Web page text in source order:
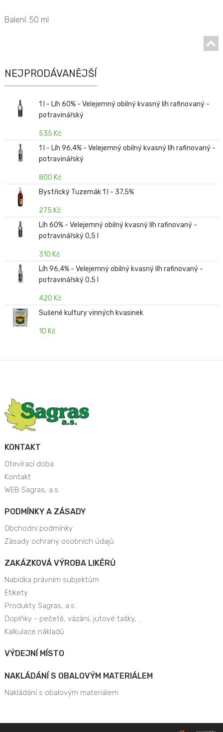
Balení: 50 ml
NEJPRODÁVANĚJŠÍ
1 l - Líh 60% - Velejemný obilný kvasný líh rafinovaný -
potravinářský
535 Kč
1 l - Líh 96,4% - Velejemný obilný kvasný líh rafinovaný -
potravinářský
800 Kč
Bystřický Tuzemák 1 l - 37,5%
275 Kč
Líh 60% - Velejemný obilný kvasný líh rafinovaný -
potravinářský 0,5 l
310 Kč
Líh 96,4% - Velejemný obilný kvasný líh rafinovaný -
potravinářský 0,5 l
420 Kč
Sušené kultury vinných kvasinek
10 Kč
KONTAKT
Otevírací doba
Kontakt
WEB Sagras, a.s.
PODMÍNKY A ZÁSADY
Obchodní podmínky
Zásady ochrany osobních údajů
ZAKÁZKOVÁ VÝROBA LIKÉRŮ
Nabídka právním subjektům
Etikety
Produkty Sagras, a.s.
Doplňky - pečetě, vázání, jutové tašky, ..
Kalkulace nákladů
VÝDEJNÍ MÍSTO
NAKLÁDÁNÍ S OBALOVÝM MATERIÁLEM
Nakládání s obalovým materiálem